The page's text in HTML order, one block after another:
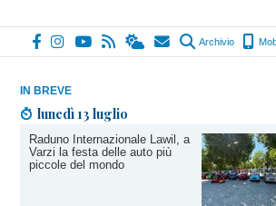
Archivio
IN BREVE
lunedì 13 luglio
Raduno Internazionale Lawil, a
Varzi la festa delle auto più
piccole del mondo